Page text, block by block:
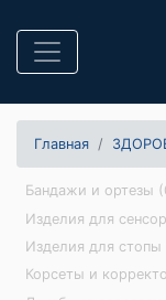
Главная
Бандажи и ортезы
Изделия для
Изделия для стопы
Корсеты и